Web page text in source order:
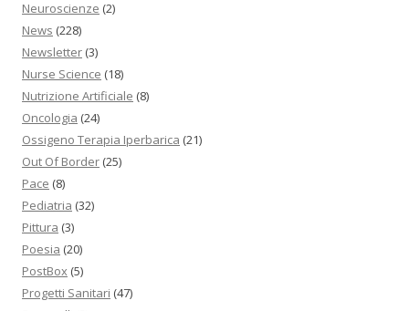
Neuroscienze (2)
News (228)
Newsletter (3)
Nurse Science (18)
Nutrizione Artificiale (8)
Oncologia (24)
Ossigeno Terapia Iperbarica (21)
Out Of Border (25)
Pace (8)
Pediatria (32)
Pittura (3)
Poesia (20)
PostBox (5)
Progetti Sanitari (47)